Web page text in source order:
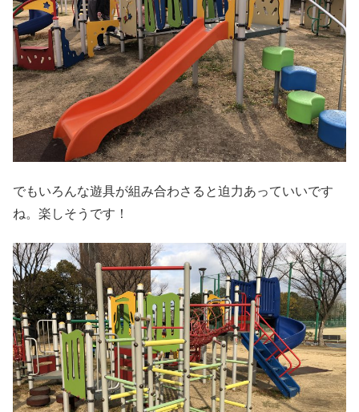
でもいろんな遊具が組み合わさると迫力あっていいです
ね。楽しそうです！